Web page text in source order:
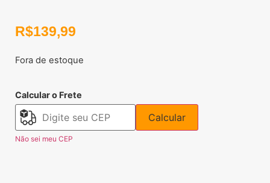
R$139,99
Fora de estoque
Calcular o Frete
Calcular
Não sei meu CEP